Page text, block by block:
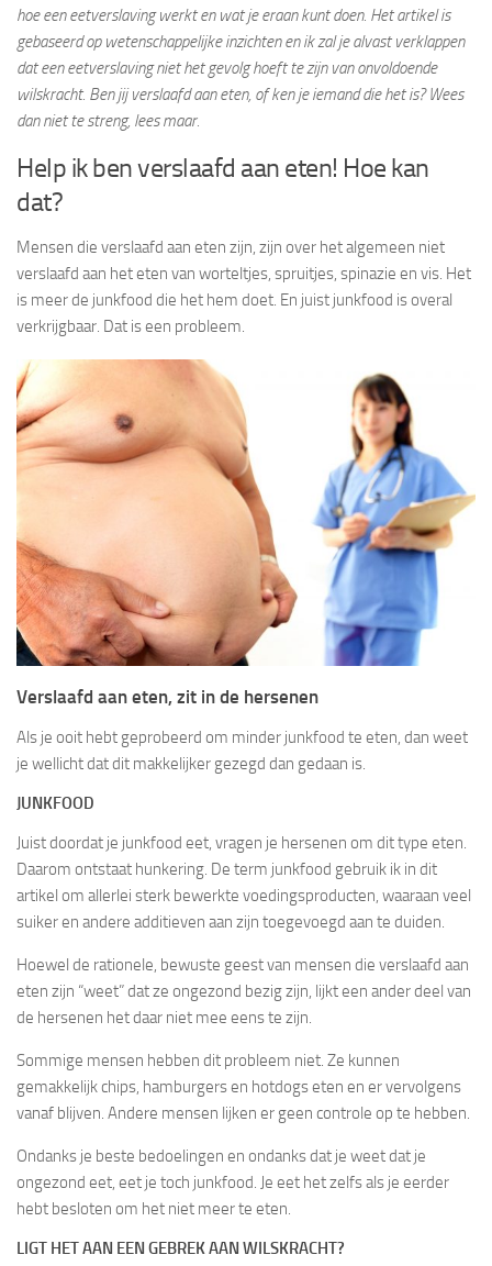
hoe een eetverslaving werkt en wat je eraan kunt doen. Het artikel is
gebaseerd op wetenschappelijke inzichten en ik zal je alvast verklappen
dat een eetverslaving niet het gevolg hoeft te zijn van onvoldoende
wilskracht. Ben jij verslaafd aan eten, of ken je iemand die het is? Wees
dan niet te streng, lees maar.
Help ik ben verslaafd aan eten! Hoe kan
dat?
Mensen die verslaafd aan eten zijn, zijn over het algemeen niet
verslaafd aan het eten van worteltjes, spruitjes, spinazie en vis. Het
is meer de junkfood die het hem doet. En juist junkfood is overal
verkrijgbaar. Dat is een probleem.
Verslaafd aan eten, zit in de hersenen
Als je ooit hebt geprobeerd om minder junkfood te eten, dan weet
je wellicht dat dit makkelijker gezegd dan gedaan is.
JUNKFOOD
Juist doordat je junkfood eet, vragen je hersenen om dit type eten.
Daarom ontstaat hunkering. De term junkfood gebruik ik in dit
artikel om allerlei sterk bewerkte voedingsproducten, waaraan veel
suiker en andere additieven aan zijn toegevoegd aan te duiden.
Hoewel de rationele, bewuste geest van mensen die verslaafd aan
eten zijn “weet” dat ze ongezond bezig zijn, lijkt een ander deel van
de hersenen het daar niet mee eens te zijn.
Sommige mensen hebben dit probleem niet. Ze kunnen
gemakkelijk chips, hamburgers en hotdogs eten en er vervolgens
vanaf blijven. Andere mensen lijken er geen controle op te hebben.
Ondanks je beste bedoelingen en ondanks dat je weet dat je
ongezond eet, eet je toch junkfood. Je eet het zelfs als je eerder
hebt besloten om het niet meer te eten.
LIGT HET AAN EEN GEBREK AAN WILSKRACHT?